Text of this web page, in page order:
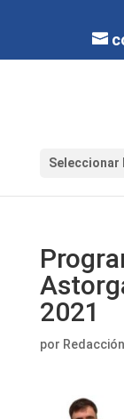
Seleccionar
2021
por Redacción